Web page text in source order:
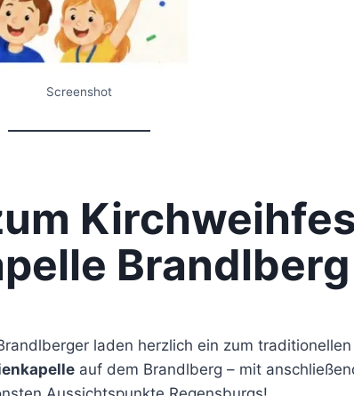
Screenshot
Brandlberg
laden herzlich ein zum traditionellen
auf dem Brandlberg – mit